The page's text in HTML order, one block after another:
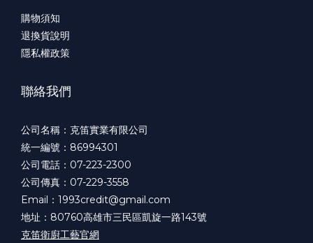
購物須知
退換貨說明
隱私權政策
聯絡我們
公司名稱：克笛實業有限公司
統一編號：86994301
公司電話：07-223-2300
公司傳真：07-229-3558
Email：1993credit@gmail.com
地址：80760高雄市三民區凱旋一路143號
克笛衛廚工藝官網